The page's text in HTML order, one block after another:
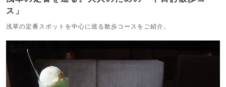
浅草の定番を巡る。大人のための「半日お散歩コー
ス」